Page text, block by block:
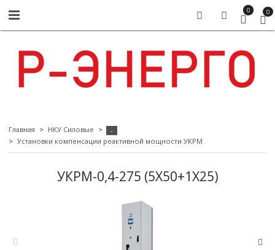
0 0
Главная НКУ Силовые
-
Установки компенсации реактивной мощности УКРМ
УКРМ-0,4-275 (5Х50+1Х25)